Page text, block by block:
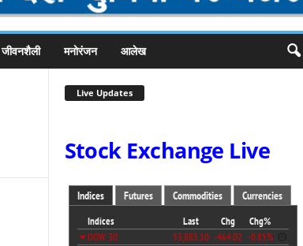
जीवनशैली मनोरंजन आलेख
Live Updates
Stock Exchange Live